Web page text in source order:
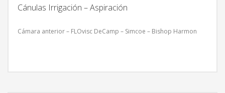
Cánulas Irrigación – Aspiración
Cámara anterior – FLOvisc DeCamp – Simcoe – Bishop Harmon